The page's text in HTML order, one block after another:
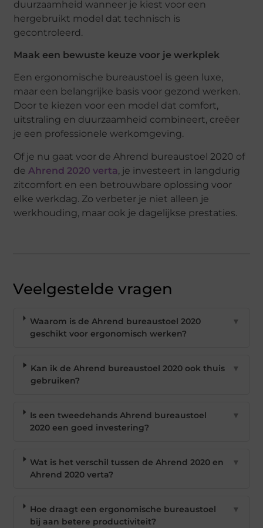
duurzaamheid wanneer je kiest voor een
hergebruikt model dat technisch is
gecontroleerd.
Maak een bewuste keuze voor je werkplek
Een ergonomische bureaustoel is geen luxe,
maar een belangrijke basis voor gezond werken.
Door te kiezen voor een model dat comfort,
uitstraling en duurzaamheid combineert, creëer
je een professionele werkomgeving.
Of je nu gaat voor de Ahrend bureaustoel 2020 of
de Ahrend 2020 verta, je investeert in langdurig
zitcomfort en een betrouwbare oplossing voor
elke werkdag. Zo verbeter je niet alleen je
werkhouding, maar ook je dagelijkse prestaties.
Veelgestelde vragen
Waarom is de Ahrend bureaustoel 2020
geschikt voor ergonomisch werken?
▼
Kan ik de Ahrend bureaustoel 2020 ook thuis
gebruiken?
▼
Is een tweedehands Ahrend bureaustoel
2020 een goed investering?
▼
Wat is het verschil tussen de Ahrend 2020 en
Ahrend 2020 verta?
▼
Hoe draagt een ergonomische bureaustoel
bij aan betere productiviteit?
▼